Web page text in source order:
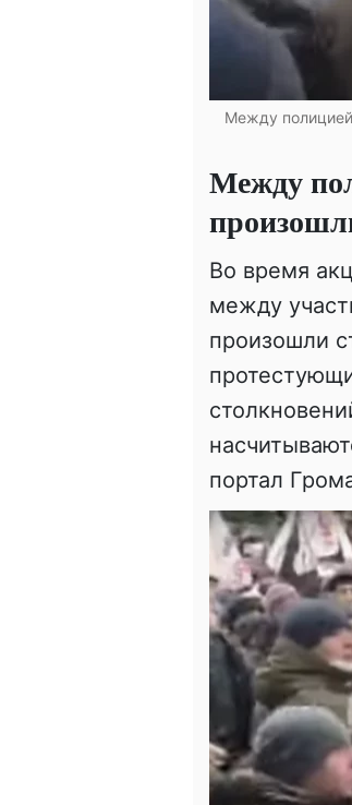
Между
Между
Во время
между
произошли
портал